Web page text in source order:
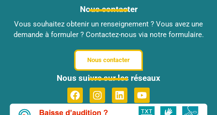
Nous contacter
Vous souhaitez obtenir un renseignement ? Vous avez une
demande à formuler ? Contactez-nous via notre formulaire.
Nous contacter
Nous suivre sur les réseaux